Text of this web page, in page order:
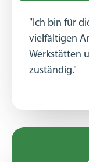
"Ich bin für
vielfältigen
Werkstätten
zuständig."